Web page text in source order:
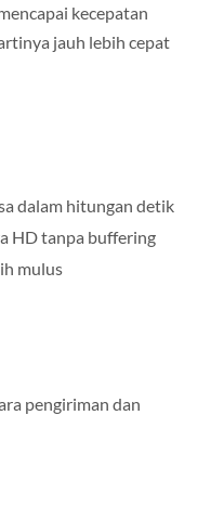
kecepatan
jauh lebih cepat
dalam hitungan detik
HD tanpa buffering
mulus
pengiriman dan